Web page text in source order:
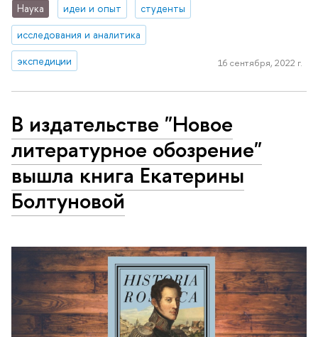
Наука идеи и опыт
студенты
исследования и аналитика
экспедиции
16 сентября, 2022 г.
В издательстве "Новое
литературное обозрение"
вышла книга Екатерины
Болтуновой